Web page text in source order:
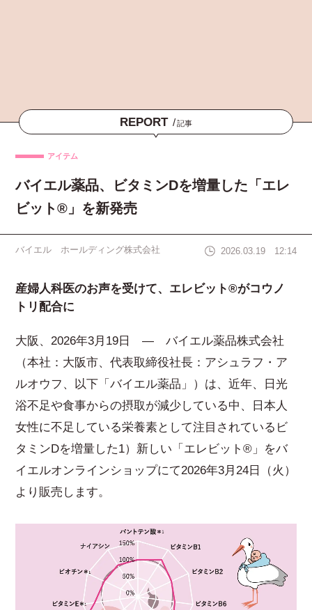
REPORT /記事
アイテム
バイエル薬品、ビタミンDを増量した「エレ
ビット®」を新発売
バイエル ホールディング株式会社 2026.03.19 12:14
産婦人科医のお声を受けて、エレビット®がコウノ
トリ配合に
大阪、2026年3月19日 ― バイエル薬品株式会社
（本社：大阪市、代表取締役社長：アシュラフ・ア
ルオウフ、以下「バイエル薬品」）は、近年、日光
浴不足や食事からの摂取が減少している中、日本人
女性に不足している栄養素として注目されているビ
タミンDを増量した1）新しい「エレビット®」をバ
イエルオンラインショップにて2026年3月24日（火）
より販売します。